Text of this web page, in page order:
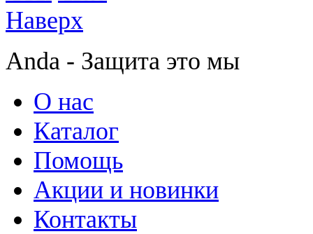
Наверх
Anda - Защита это мы
О нас
Каталог
Помощь
Акции и новинки
Контакты